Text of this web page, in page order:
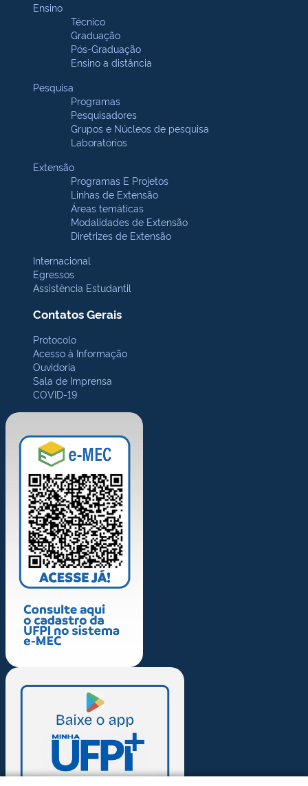
Ensino
Técnico
Graduação
Pós-Graduação
Ensino a distância
Pesquisa
Programas
Pesquisadores
Grupos e Núcleos de pesquisa
Laboratórios
Extensão
Programas E Projetos
Linhas de Extensão
Áreas temáticas
Modalidades de Extensão
Diretrizes de Extensão
Internacional
Egressos
Assistência Estudantil
Contatos Gerais
Protocolo
Acesso à Informação
Ouvidoria
Sala de Imprensa
COVID-19